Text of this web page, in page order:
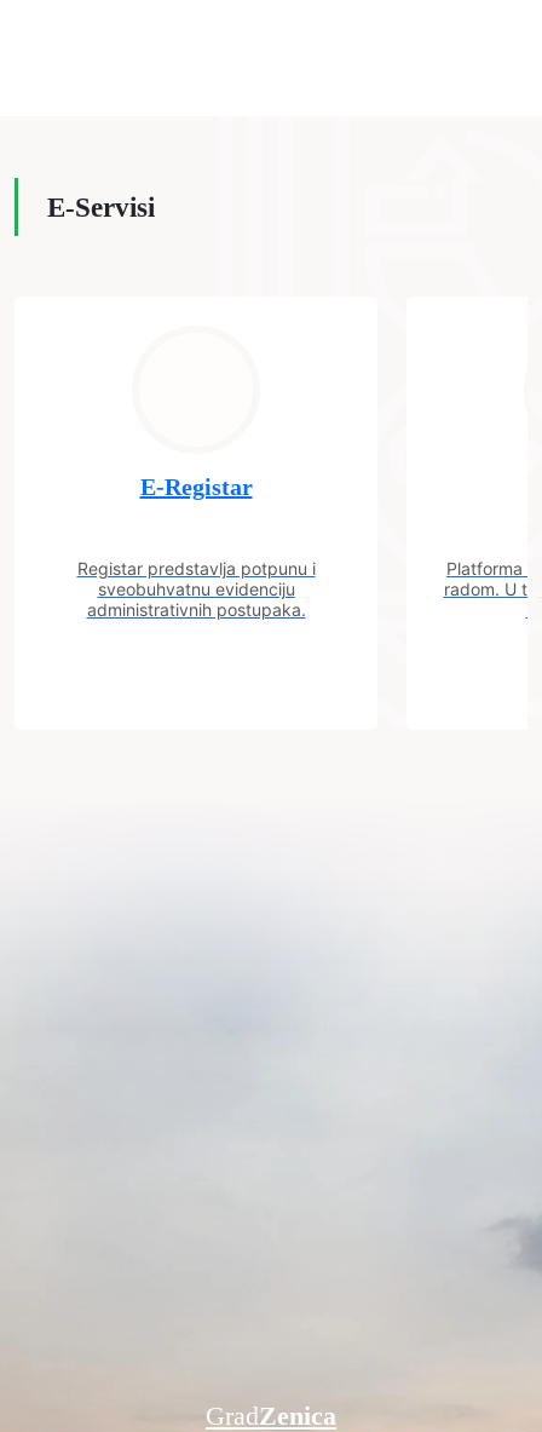
E-Servisi
E-Registar
Registar predstavlja potpunu i
sveobuhvatnu evidenciju
administrativnih postupaka.
Platforma
radom. U
GradZenica